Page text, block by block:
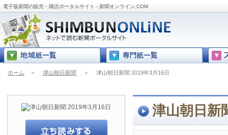
電子版新聞の販売・購読ポータルサイト - 新聞オンライン.COM
ホーム ＞ 津山朝日新聞 ＞ 津山朝日新聞 2019年3月16日
津山朝日新